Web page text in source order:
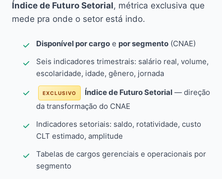
Índice de Futuro Setorial, métrica exclusiva que
mede pra onde o setor está indo.
Disponível por cargo e por segmento (CNAE)
Seis indicadores trimestrais: salário real, volume,
escolaridade, idade, gênero, jornada
EXCLUSIVO Índice de Futuro Setorial — direção
da transformação do CNAE
Indicadores setoriais: saldo, rotatividade, custo
CLT estimado, amplitude
Tabelas de cargos gerenciais e operacionais por
segmento